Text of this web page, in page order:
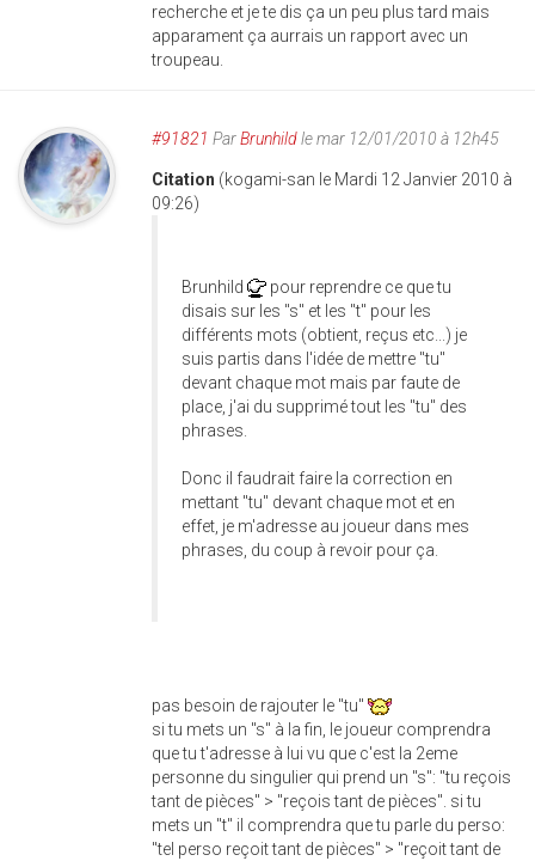
recherche et je te dis ça un peu plus tard mais
apparament ça aurrais un rapport avec un
troupeau.
#91821 ParBrunhildle mar 12/01/2010 à 12h45
Citation (kogami-san le Mardi 12 Janvier 2010 à
09:26)
Brunhild
pour reprendre ce que tu
disais sur les "s" et les "t" pour les
différents mots (obtient, reçus etc...) je
suis partis dans l'idée de mettre "tu"
devant chaque mot mais par faute de
place, j'ai du supprimé tout les "tu" des
phrases.
Donc il faudrait faire la correction en
mettant "tu" devant chaque mot et en
effet, je m'adresse au joueur dans mes
phrases, du coup à revoir pour ça.
pas besoin de rajouter le "tu"
si tu mets un "s" à la fin, le joueur comprendra
que tu t'adresse à lui vu que c'est la 2eme
personne du singulier qui prend un "s": "tu reçois
tant de pièces" > "reçois tant de pièces". si tu
mets un "t" il comprendra que tu parle du perso:
"tel perso reçoit tant de pièces" > "reçoit tant de